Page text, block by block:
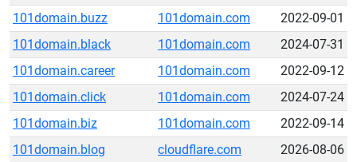
101domain.buzz
101domain.com
2022-09-01
101domain.black
101domain.com
2024-07-31
101domain.career
101domain.com
2022-09-12
101domain.click
101domain.com
2024-07-24
101domain.biz
101domain.com
2022-09-14
101domain.blog
cloudflare.com
2026-08-06